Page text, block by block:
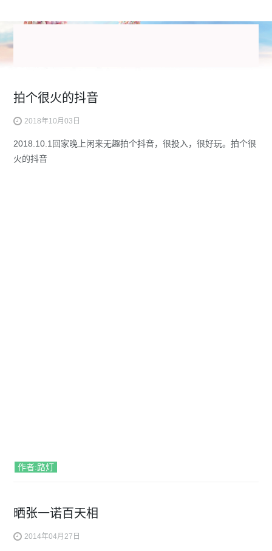
拍个很火的抖音
2018年10月03日
2018.10.1回家晚上闲来无趣拍个抖音，很投入，很好玩。拍个很
火的抖音
作者:路灯
晒张一诺百天相
2014年04月27日